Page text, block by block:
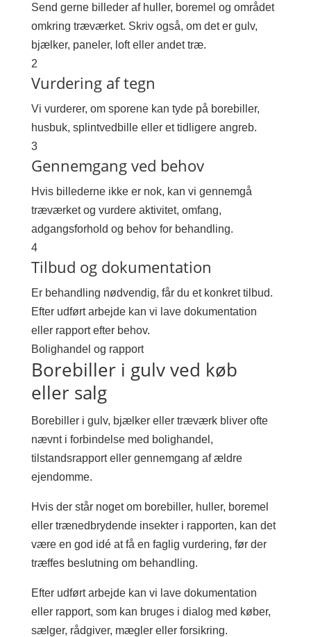
Send gerne billeder af huller, boremel og området
omkring træværket. Skriv også, om det er gulv,
bjælker, paneler, loft eller andet træ.
2
Vurdering af tegn
Vi vurderer, om sporene kan tyde på borebiller,
husbuk, splintvedbille eller et tidligere angreb.
3
Gennemgang ved behov
Hvis billederne ikke er nok, kan vi gennemgå
træværket og vurdere aktivitet, omfang,
adgangsforhold og behov for behandling.
4
Tilbud og dokumentation
Er behandling nødvendig, får du et konkret tilbud.
Efter udført arbejde kan vi lave dokumentation
eller rapport efter behov.
Bolighandel og rapport
Borebiller i gulv ved køb
eller salg
Borebiller i gulv, bjælker eller træværk bliver ofte
nævnt i forbindelse med bolighandel,
tilstandsrapport eller gennemgang af ældre
ejendomme.
Hvis der står noget om borebiller, huller, boremel
eller trænedbrydende insekter i rapporten, kan det
være en god idé at få en faglig vurdering, før der
træffes beslutning om behandling.
Efter udført arbejde kan vi lave dokumentation
eller rapport, som kan bruges i dialog med køber,
sælger, rådgiver, mægler eller forsikring.